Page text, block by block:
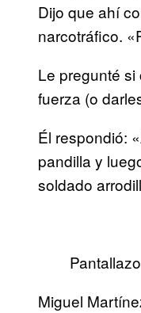
Dijo que ahí
narcotráfico.
Le pregunté
fuerza (o
Él respondió:
pandilla y
soldado
Miguel